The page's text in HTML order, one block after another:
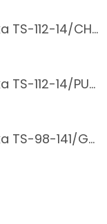
Dámska kožená kabelka TS-112-14/CHOCO
Dámska kožená kabelka TS-112-14/PUDER
Dámska kožená kabelka TS-98-141/GOLD